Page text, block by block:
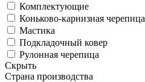
Комплектующие
Коньково-карнизная черепица
Мастика
Подкладочный ковер
Рулонная черепица
Скрыть
Страна производства